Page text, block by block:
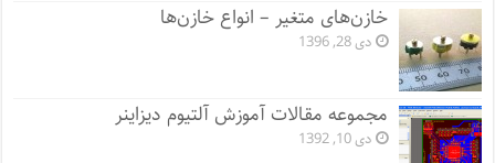
خازن‌های متغیر – انواع خازن‌ها
دی 28, 1396
مجموعه مقالات آموزش آلتیوم دیزاینر
دی 10, 1392